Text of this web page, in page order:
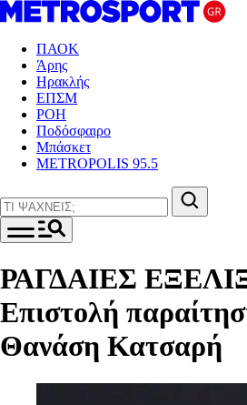
ΠΑΟΚ
Άρης
Ηρακλής
ΕΠΣΜ
ΡΟΗ
Ποδόσφαιρο
Μπάσκετ
METROPOLIS 95.5
ΡΑΓΔΑΙΕΣ
Επιστολή
Θανάση Κατσαρή